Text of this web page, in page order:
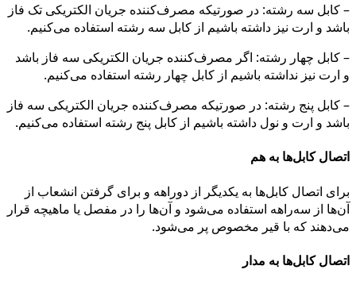
– کابل سه رشته: در صورتیکه مصرف‌کننده جریان الکتریکی تک فاز
باشد و ارت نیز داشته باشیم از کابل سه رشته استفاده می‌کنیم.
– کابل چهار رشته: اگر مصرف‌کننده جریان الکتریکی سه فاز باشد
و ارت نیز نداشته باشیم از کابل چهار رشته استفاده می‌کنیم.
– کابل پنج رشته: در صورتیکه مصرف‌کننده جریان الکتریکی سه فاز
باشد و ارت و نول داشته باشیم از کابل پنج رشته استفاده می‌کنیم.
اتصال کابل‌ها به هم
برای اتصال کابل‌ها به یکدیگر از دوراهه و برای گرفتن انشعاب از
آن‌ها از سه‌راهه استفاده می‌شود و آن‌ها را در مفصل یا ماهیچه قرار
می‌دهند که با قیر مخصوص پر می‌شود.
اتصال کابل‌ها به مدار